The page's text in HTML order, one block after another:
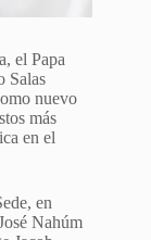
el Papa
Salas
nuevo
más
en el
en
Nahúm